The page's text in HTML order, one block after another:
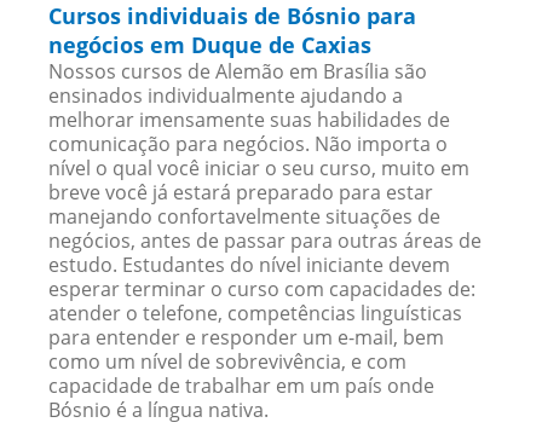
Cursos individuais de Bósnio para
negócios em Duque de Caxias
Nossos cursos de Alemão em Brasília são
ensinados individualmente ajudando a
melhorar imensamente suas habilidades de
comunicação para negócios. Não importa o
nível o qual você iniciar o seu curso, muito em
breve você já estará preparado para estar
manejando confortavelmente situações de
negócios, antes de passar para outras áreas de
estudo. Estudantes do nível iniciante devem
esperar terminar o curso com capacidades de:
atender o telefone, competências linguísticas
para entender e responder um e-mail, bem
como um nível de sobrevivência, e com
capacidade de trabalhar em um país onde
Bósnio é a língua nativa.